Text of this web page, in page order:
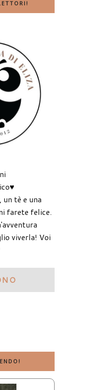
tè e una
farete felice.
viverla! Voi